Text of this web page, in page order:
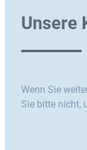
Unsere
Wenn Sie
Sie bitte nicht,